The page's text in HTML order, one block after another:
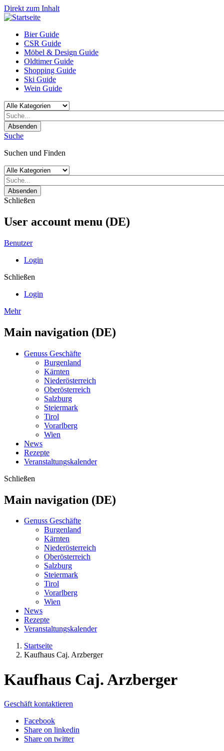
Direkt zum Inhalt
Bier Guide
CSR Guide
Möbel & Design Guide
Oldtimer Guide
Shopping Guide
Ski Guide
Wein Guide
Absenden
Suche
Suchen und Finden
Absenden
Schließen
User account menu (DE)
Benutzer
Login
Schließen
Login
Mehr
Main navigation (DE)
Genuss Geschäfte
Burgenland
Kärnten
Niederösterreich
Oberösterreich
Salzburg
Steiermark
Tirol
Vorarlberg
Wien
News
Rezepte
Veranstaltungskalender
Schließen
Main navigation (DE)
Genuss Geschäfte
Burgenland
Kärnten
Niederösterreich
Oberösterreich
Salzburg
Steiermark
Tirol
Vorarlberg
Wien
News
Rezepte
Veranstaltungskalender
Startseite
Kaufhaus Caj. Arzberger
Kaufhaus Caj. Arzberger
Geschäft kontaktieren
Facebook
Share on linkedin
Share on twitter